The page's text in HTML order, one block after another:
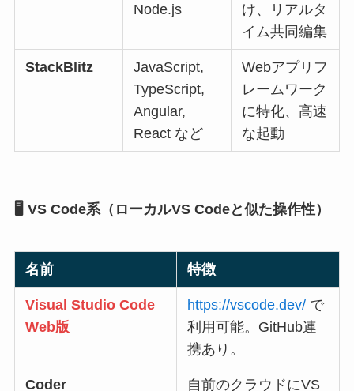
Node.js
け、リアルタ
イム共同編集
StackBlitz
JavaScript,
TypeScript,
Angular,
React など
Webアプリフ
レームワーク
に特化、高速
な起動
🖥️ VS Code系（ローカルVS Codeと似た操作性）
名前 特徴
Visual Studio Code
Web版
https://vscode.dev/ で
利用可能。GitHub連
携あり。
Coder
自前のクラウドにVS